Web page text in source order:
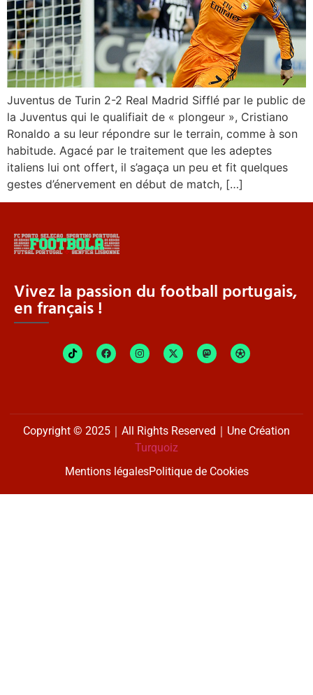
Juventus de Turin 2-2 Real Madrid Sifflé par le public de
la Juventus qui le qualifiait de « plongeur », Cristiano
Ronaldo a su leur répondre sur le terrain, comme à son
habitude. Agacé par le traitement que les adeptes
italiens lui ont offert, il s’agaça un peu et fit quelques
gestes d’énervement en début de match, […]
Vivez la passion du football portugais,
en français !
Copyright © 2025｜All Rights Reserved｜Une Création
Turquoiz
Mentions légalesPolitique de Cookies